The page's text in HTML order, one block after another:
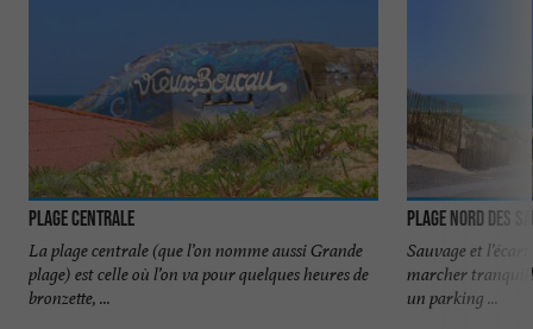
Plage Centrale
La plage centrale (que l’on nomme aussi Grande
plage) est celle où l’on va pour quelques heures de
bronzette, ...
Plage Nord des
Sauvage et
marcher
un parking ...